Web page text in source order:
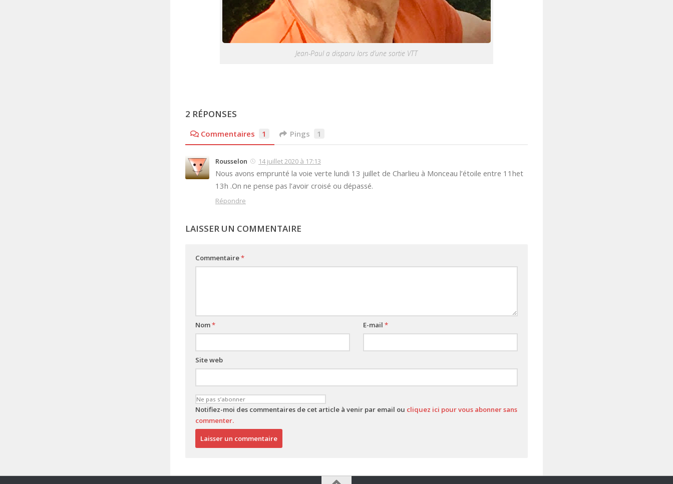
Jean-Paul a disparu lors d’une sortie VTT
2 RÉPONSES
Commentaires 1 Pings 1
Rousselon 14 juillet 2020 à 17:13
Nous avons emprunté la voie verte lundi 13 juillet de Charlieu à Monceau l’étoile entre 11het
13h .On ne pense pas l’avoir croisé ou dépassé.
Répondre
LAISSER UN COMMENTAIRE
Commentaire*
Nom* E-mail *
Site web
Notifiez-moi des commentaires de cet article à venir par email ou cliquez ici pour vous abonner sans
commenter.